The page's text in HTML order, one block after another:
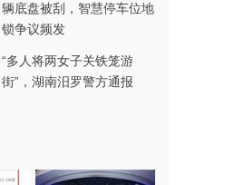
辆底盘被刮，智慧停车位地
锁争议频发
“多人将两女子关铁笼游
街”，湖南汨罗警方通报